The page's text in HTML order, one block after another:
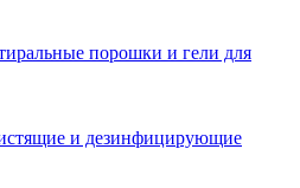
порошки и гели для
и дезинфицирующие